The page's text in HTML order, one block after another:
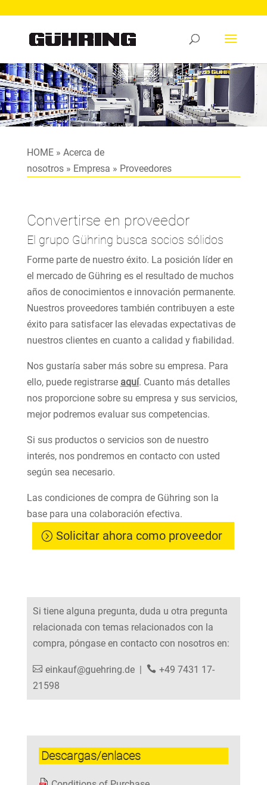
Reproductor
de
vídeo
HOME» Acerca de
nosotros» Empresa » Proveedores
Convertirse en proveedor
El grupo Gühring busca socios sólidos
Forme parte de nuestro éxito. La posición líder en
el mercado de Gühring es el resultado de muchos
años de conocimientos e innovación permanente.
Nuestros proveedores también contribuyen a este
éxito para satisfacer las elevadas expectativas de
nuestros clientes en cuanto a calidad y fiabilidad.
Nos gustaría saber más sobre su empresa. Para
ello, puede registrarse aquí. Cuanto más detalles
nos proporcione sobre su empresa y sus servicios,
mejor podremos evaluar sus competencias.
Si sus productos o servicios son de nuestro
interés, nos pondremos en contacto con usted
según sea necesario.
Las condiciones de compra de Gühring son la
base para una colaboración efectiva.
Solicitar ahora como proveedor
Si tiene alguna pregunta, duda u otra pregunta
relacionada con temas relacionados con la
compra, póngase en contacto con nosotros en:
einkauf@guehring.de|
+49 7431 17-
21598
Descargas/enlaces